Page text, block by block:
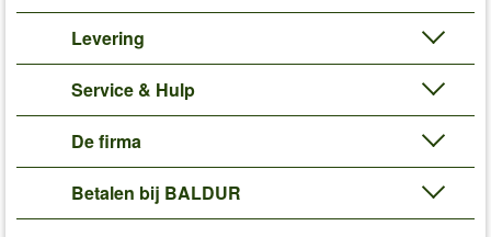
Levering
Service & Hulp
De firma
Betalen bij BALDUR